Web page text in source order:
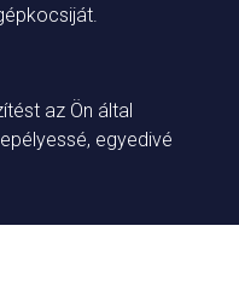
az Ön által
egyedivé